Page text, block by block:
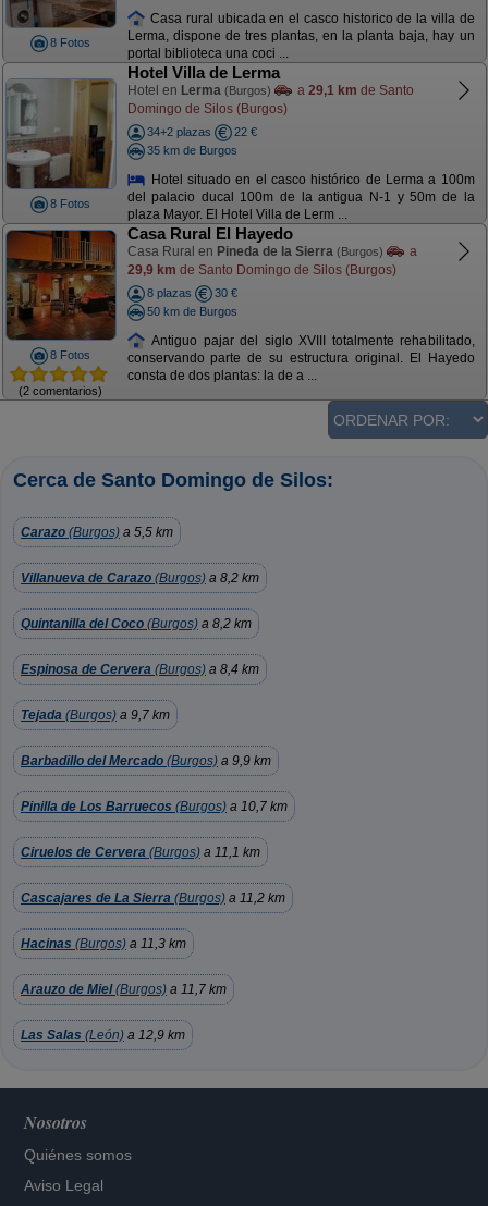
8 Fotos
Casa rural ubicada en el casco historico de la villa de
Lerma, dispone de tres plantas, en la planta baja, hay un
portal biblioteca una coci ...
8 Fotos
Hotel Villa de Lerma
Hotel en Lerma (Burgos) a 29,1 km de Santo
Domingo de Silos (Burgos)
34+2 plazas
22 €
35 km de Burgos
Hotel situado en el casco histórico de Lerma a 100m
del palacio ducal 100m de la antigua N-1 y 50m de la
plaza Mayor. El Hotel Villa de Lerm ...
8 Fotos
(2 comentarios)
Casa Rural El Hayedo
Casa Rural en Pineda de la Sierra (Burgos)
a
29,9 km de Santo Domingo de Silos (Burgos)
8 plazas
30 €
50 km de Burgos
Antiguo pajar del siglo XVIII totalmente rehabilitado,
conservando parte de su estructura original. El Hayedo
consta de dos plantas: la de a ...
Cerca de Santo Domingo de Silos:
Carazo (Burgos) a 5,5 km
Villanueva de Carazo (Burgos) a 8,2 km
Quintanilla del Coco (Burgos) a 8,2 km
Espinosa de Cervera (Burgos) a 8,4 km
Tejada (Burgos) a 9,7 km
Barbadillo del Mercado (Burgos) a 9,9 km
Pinilla de Los Barruecos (Burgos) a 10,7 km
Ciruelos de Cervera (Burgos) a 11,1 km
Cascajares de La Sierra (Burgos) a 11,2 km
Hacinas (Burgos) a 11,3 km
Arauzo de Miel(Burgos) a 11,7 km
Las Salas (León) a 12,9 km
Nosotros
Quiénes somos
Aviso Legal